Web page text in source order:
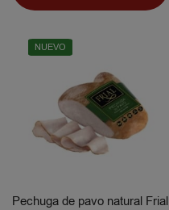
NUEVO
Pechuga de pavo natural Frial